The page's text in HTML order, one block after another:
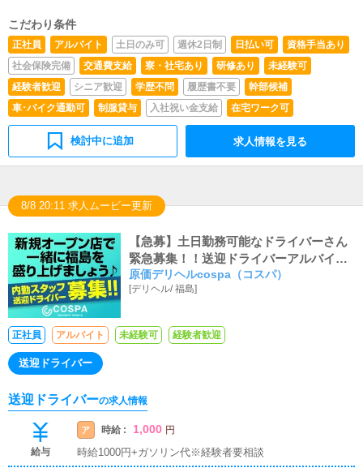
こだわり条件
正社員 アルバイト 土日のみ可 週休2日制 日払い可
資格手当あり
社会保険完備
交通費支給 寮・社宅あり 研修あり
未経験可
経験者歓迎
シニア歓迎 学歴不問 履歴書不要
幹部候補
車･バイク通勤可
制服貸与 入社祝い金支給 在宅ワーク可
検討中に追加 求人情報を見る
8/8 20:11 求人ムービー更新
【急募】土日勤務可能なドライバーさん
緊急募集！！送迎ドライバーアルバイト
時給1,000円+ガソリン代！レギュラー勤
務に方はタイヤ交換・オイル交換代も支
原価デリヘルcospa（コスパ）
[デリヘル/福島]
正社員 アルバイト 未経験可 経験者歓迎
送迎ドライバー
送迎ドライバーの求人情報
給与
ア 時給 : 1,000 円
時給1000円+ガソリン代※経験者要相談